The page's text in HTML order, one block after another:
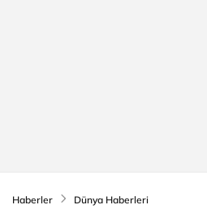
Haberler Dünya Haberleri